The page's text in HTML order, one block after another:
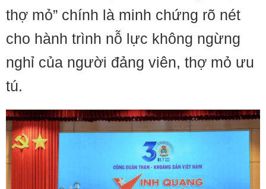
thợ mỏ” chính là minh chứng rõ nét
cho hành trình nỗ lực không ngừng
nghỉ của người đảng viên, thợ mỏ ưu
tú.